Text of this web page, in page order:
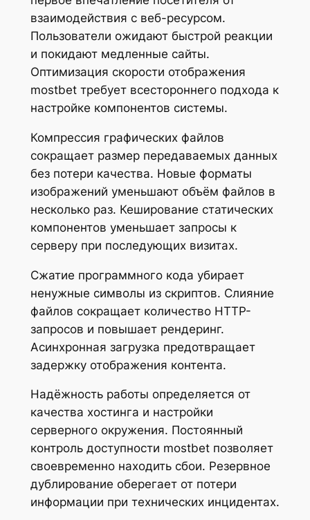
взаимодействия с веб-ресурсом.
Пользователи ожидают быстрой реакции
и покидают медленные сайты.
Оптимизация скорости отображения
mostbet требует всестороннего подхода к
настройке компонентов системы.
Компрессия графических файлов
сокращает размер передаваемых данных
без потери качества. Новые форматы
изображений уменьшают объём файлов в
несколько раз. Кеширование статических
компонентов уменьшает запросы к
серверу при последующих визитах.
Сжатие программного кода убирает
ненужные символы из скриптов. Слияние
файлов сокращает количество HTTP-
запросов и повышает рендеринг.
Асинхронная загрузка предотвращает
задержку отображения контента.
Надёжность работы определяется от
качества хостинга и настройки
серверного окружения. Постоянный
контроль доступности mostbet позволяет
своевременно находить сбои. Резервное
дублирование оберегает от потери
информации при технических инцидентах.